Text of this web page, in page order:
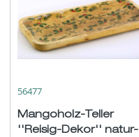
56477
Mangoholz-Teller
''Reisig-Dekor'' natur-